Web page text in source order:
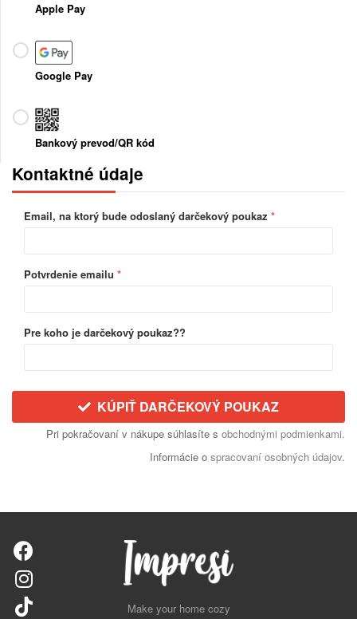
Apple Pay
Google Pay
Bankový prevod/QR kód
Kontaktné údaje
Email, na ktorý bude odoslaný darčekový poukaz *
Potvrdenie emailu *
Pre koho je darčekový poukaz??
KÚPIŤ DARČEKOVÝ POUKAZ
Pri pokračovaní v nákupe súhlasíte s obchodnými podmienkami.
Informácie o spracovaní osobných údajov.
Make your home cozy